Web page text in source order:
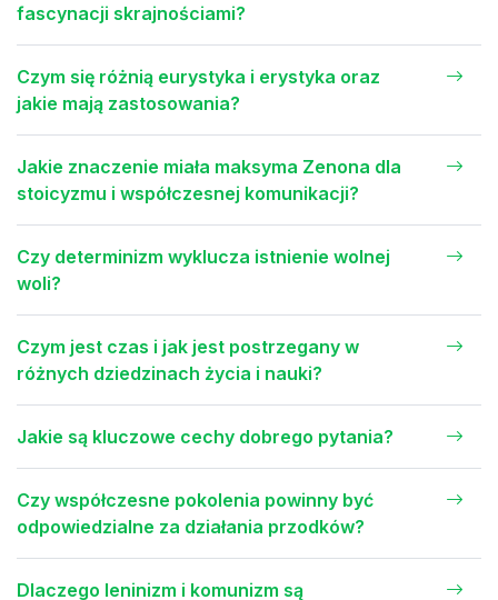
fascynacji skrajnościami?
Czym się różnią eurystyka i erystyka oraz
jakie mają zastosowania?
Jakie znaczenie miała maksyma Zenona dla
stoicyzmu i współczesnej komunikacji?
Czy determinizm wyklucza istnienie wolnej
woli?
Czym jest czas i jak jest postrzegany w
różnych dziedzinach życia i nauki?
Jakie są kluczowe cechy dobrego pytania?
Czy współczesne pokolenia powinny być
odpowiedzialne za działania przodków?
Dlaczego leninizm i komunizm są